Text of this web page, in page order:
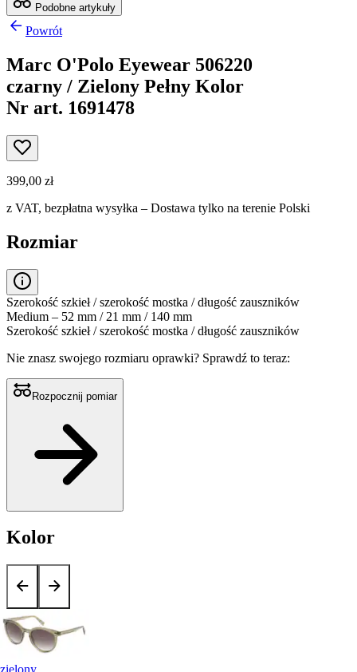
Podobne artykuły
Powrót
Marc O'Polo Eyewear 506220
czarny / Zielony Pełny Kolor
Nr art. 1691478
399,00 zł
z VAT, bezpłatna wysyłka – Dostawa tylko na terenie Polski
Rozmiar
Szerokość szkieł / szerokość mostka / długość zauszników
Medium – 52 mm / 21 mm / 140 mm
Szerokość szkieł / szerokość mostka / długość zauszników
Nie znasz swojego rozmiaru oprawki? Sprawdź to teraz:
Rozpocznij pomiar
Kolor